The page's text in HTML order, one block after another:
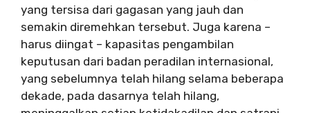
yang tersisa dari gagasan yang jauh dan
semakin diremehkan tersebut. Juga karena –
harus diingat – kapasitas pengambilan
keputusan dari badan peradilan internasional,
yang sebelumnya telah hilang selama beberapa
dekade, pada dasarnya telah hilang,